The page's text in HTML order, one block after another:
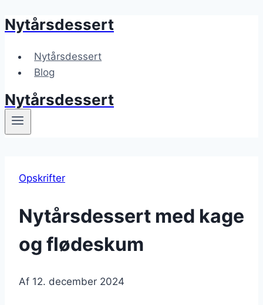
Fortsæt
indhold
Nytårsdessert
Nytårsdessert
Blog
Nytårsdessert
Opskrifter
Nytårsdessert med kage
og flødeskum
Af 12. december 2024